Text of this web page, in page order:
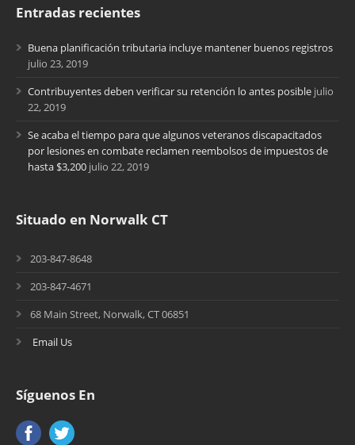
Entradas recientes
Buena planificación tributaria incluye mantener buenos registros
julio 23, 2019
Contribuyentes deben verificar su retención lo antes posible julio
22, 2019
Se acaba el tiempo para que algunos veteranos discapacitados
por lesiones en combate reclamen reembolsos de impuestos de
hasta $3,200 julio 22, 2019
Situado en Norwalk CT
203-847-8648
203-847-4671
68 Main Street, Norwalk, CT 06851
Email Us
Síguenos En